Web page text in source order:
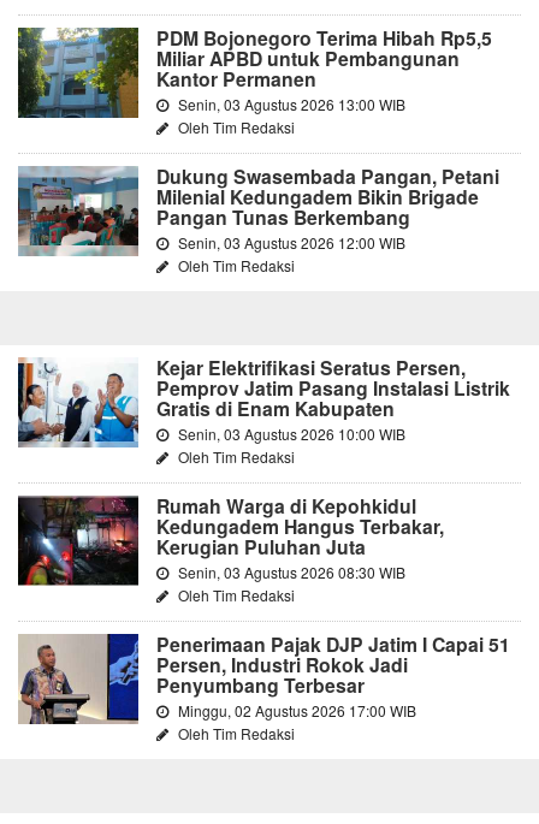
PDM Bojonegoro Terima Hibah Rp5,5
Miliar APBD untuk Pembangunan
Kantor Permanen
Senin, 03 Agustus 2026 13:00 WIB
Oleh Tim Redaksi
Dukung Swasembada Pangan, Petani
Milenial Kedungadem Bikin Brigade
Pangan Tunas Berkembang
Senin, 03 Agustus 2026 12:00 WIB
Oleh Tim Redaksi
Kejar Elektrifikasi Seratus Persen,
Pemprov Jatim Pasang Instalasi Listrik
Gratis di Enam Kabupaten
Senin, 03 Agustus 2026 10:00 WIB
Oleh Tim Redaksi
Rumah Warga di Kepohkidul
Kedungadem Hangus Terbakar,
Kerugian Puluhan Juta
Senin, 03 Agustus 2026 08:30 WIB
Oleh Tim Redaksi
Penerimaan Pajak DJP Jatim I Capai 51
Persen, Industri Rokok Jadi
Penyumbang Terbesar
Minggu, 02 Agustus 2026 17:00 WIB
Oleh Tim Redaksi